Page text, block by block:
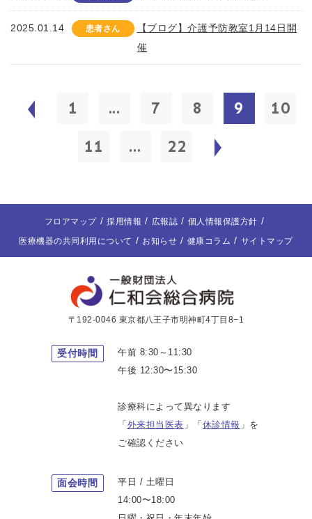
2025.01.14 患者さん
【ブログ】介護予防教室1月14日開
催
1 ... 7 8 9
10
11
... 22
フロアマップ 採用情報 広報誌
個人情報保護方針
医療機器の共同利用について
お知らせ 健康コラム サイトマップ
〒192-0046 東京都八王子市明神町4丁目8−1
受付時間
午前 8:30～11:30
午後 12:30〜15:30
診療科によって異なります
「 外来担当医表 」「 休診情報 」を
ご確認ください
面会時間
平日 / 土曜日
14:00〜18:00